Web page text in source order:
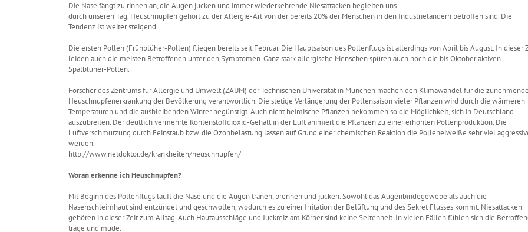
Die Nase fängt zu rinnen an, die Augen jucken und immer wiederkehrende Niesattacken begleiten uns
durch unseren Tag. Heuschnupfen gehört zu der Allergie-Art von der bereits 20% der Menschen in den Industrieländern betroffen sind. Die
Tendenz ist weiter steigend.
Die ersten Pollen (Frühblüher-Pollen) fliegen bereits seit Februar. Die Hauptsaison des Pollenflugs ist allerdings von April bis August. In dieser
leiden auch die meisten Betroffenen unter den Symptomen. Ganz stark allergische Menschen spüren auch noch die bis Oktober aktiven
Spätblüher-Pollen.
Forscher des Zentrums für Allergie und Umwelt (ZAUM) der Technischen Universität in München machen den Klimawandel für die zunehmende
Heuschnupfenerkrankung der Bevölkerung verantwortlich. Die stetige Verlängerung der Pollensaison vieler Pflanzen wird durch die wärmeren
Temperaturen und die ausbleibenden Winter begünstigt. Auch nicht heimische Pflanzen bekommen so die Möglichkeit, sich in Deutschland
auszubreiten. Der deutlich vermehrte Kohlenstoffdioxid-Gehalt in der Luft animiert die Pflanzen zu einer erhöhten Pollenproduktion. Die
Luftverschmutzung durch Feinstaub bzw. die Ozonbelastung lassen auf Grund einer chemischen Reaktion die Polleneiweiße sehr viel
werden.
http://www.netdoktor.de/krankheiten/heuschnupfen/
Woran erkenne ich Heuschnupfen?
Mit Beginn des Pollenflugs läuft die Nase und die Augen tränen, brennen und jucken. Sowohl das Augenbindegewebe als auch die
Nasenschleimhaut sind entzündet und geschwollen, wodurch es zu einer Irritation der Belüftung und des Sekret Flusses kommt. Niesattacken
gehören in dieser Zeit zum Alltag. Auch Hautausschläge und Juckreiz am Körper sind keine Seltenheit. In vielen Fällen fühlen sich die
träge und müde.